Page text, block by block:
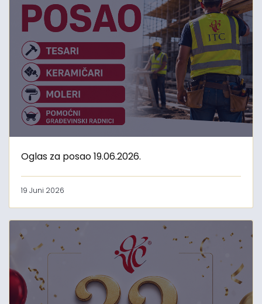
Oglas za posao 19.06.2026.
19 Juni 2026